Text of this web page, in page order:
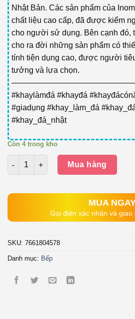
Nhật Bản. Các sản phẩm của
chất liệu cao cấp, đã được kiểm
cho người sử dụng. Bên cạnh đó,
cho ra đời những sản phẩm có
tính tiện dụng cao, được người
tưởng và lựa chọn.
#khaylàmđá #khayđá
#giadụng #khay_làm_đá
#khay_đá_nhật
Còn 4 trong kho
Số lượng
Mua hàng
MUA
Gọi điện xác nhận và giao
SKU: 7661804578
Danh mục: Bếp